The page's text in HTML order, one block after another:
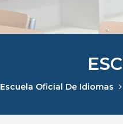
Escuela Oficial De Idiomas